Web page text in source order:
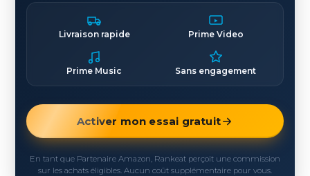
Livraison rapide Prime Video
Prime Music Sans engagement
Activer mon essai gratuit
En tant que Partenaire Amazon, Rankeat perçoit une commission
sur les achats éligibles. Aucun coût supplémentaire pour vous.